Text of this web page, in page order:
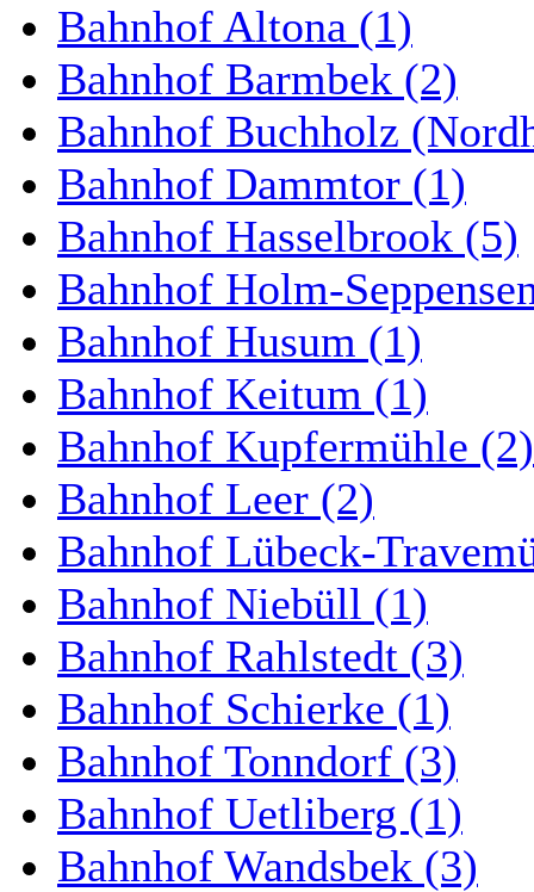
Bahnhof Altona (1)
Bahnhof Barmbek (2)
Bahnhof Buchholz
Bahnhof Dammtor (1)
Bahnhof Hasselbrook (5)
Bahnhof Holm-
Bahnhof Husum (1)
Bahnhof Keitum (1)
Bahnhof Kupfermühle (2)
Bahnhof Leer (2)
Bahnhof Lübeck-
Bahnhof Niebüll (1)
Bahnhof Rahlstedt (3)
Bahnhof Schierke (1)
Bahnhof Tonndorf (3)
Bahnhof Uetliberg (1)
Bahnhof Wandsbek (3)